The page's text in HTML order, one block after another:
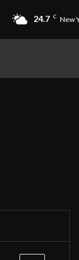
24.7 C New